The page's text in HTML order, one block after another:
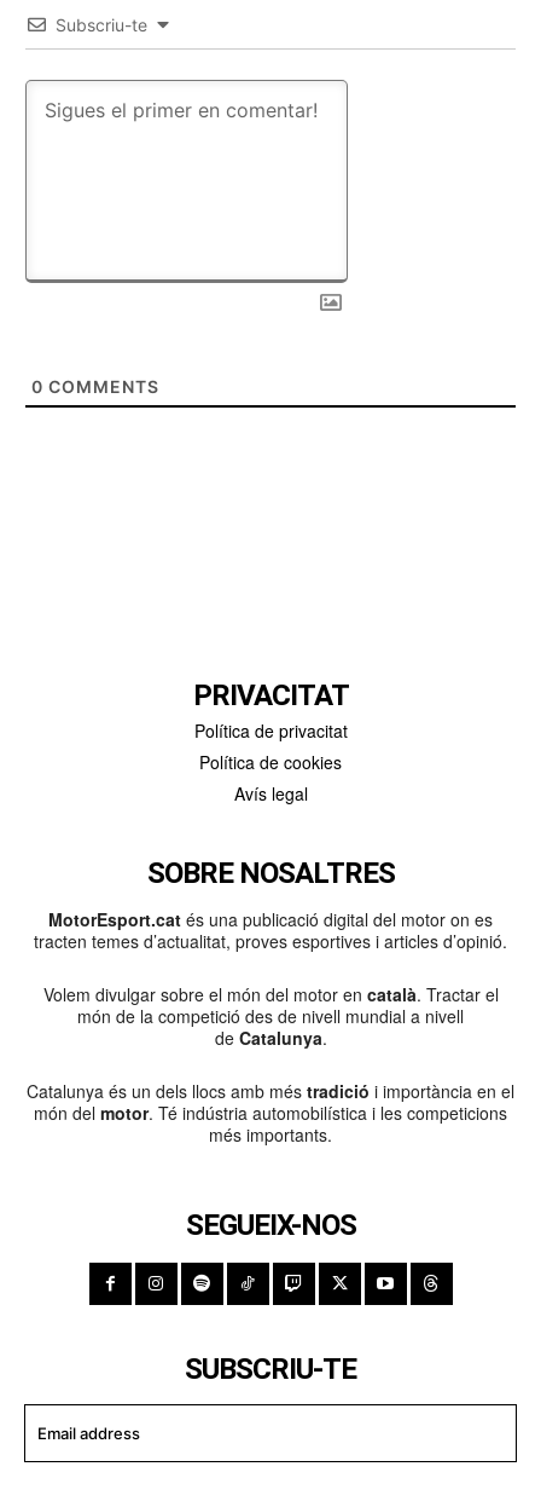
Subscriu-te
0 COMMENTS
PRIVACITAT
Política de privacitat
Política de cookies
Avís legal
SOBRE NOSALTRES
MotorEsport.cat és una publicació digital del motor on es
tracten temes d’actualitat, proves esportives i articles d’opinió.
Volem divulgar sobre el món del motor en català. Tractar el
món de la competició des de nivell mundial a nivell
de Catalunya.
Catalunya és un dels llocs amb més tradició i importància en el
món del motor. Té indústria automobilística i les competicions
més importants.
SEGUEIX-NOS
SUBSCRIU-TE